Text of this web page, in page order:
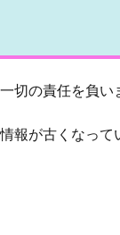
切の責任を負い
報が古くなって